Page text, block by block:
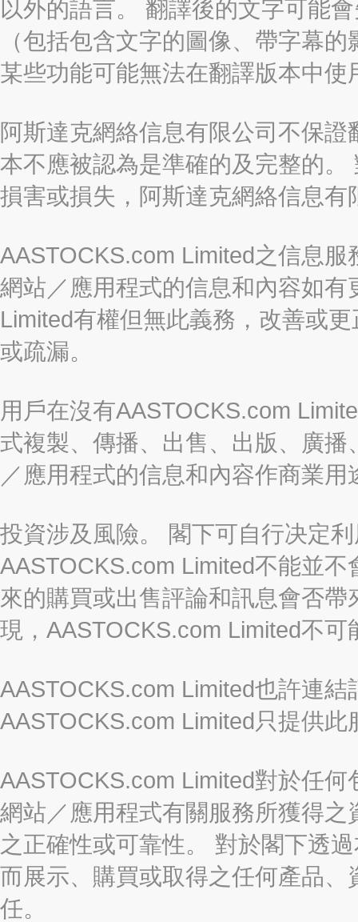
以外的語言。 翻譯後的文字可能
（包括包含文字的圖像、帶字幕
某些功能可能無法在翻譯版本中使
阿斯達克網絡信息有限公司不保
本不應被認為是準確的及完整的
損害或損失，阿斯達克網絡信息
AASTOCKS.com Limited之信息
網站／應用程式的信息和內容如
Limited有權但無此義務，改善或
或疏漏。
用戶在沒有AASTOCKS.com
式複製、傳播、出售、出版、廣
／應用程式的信息和內容作商業用
投資涉及風險。 閣下可自行决定
AASTOCKS.com Limited不能並
來的購買或出售評論和訊息會否
現，AASTOCKS.com Limited不
AASTOCKS.com Limited也許連
AASTOCKS.com Limited只提供
AASTOCKS.com Limited對於任
網站／應用程式有關服務所獲得
之正確性或可靠性。 對於閣下透
而展示、購買或取得之任何產品
任。